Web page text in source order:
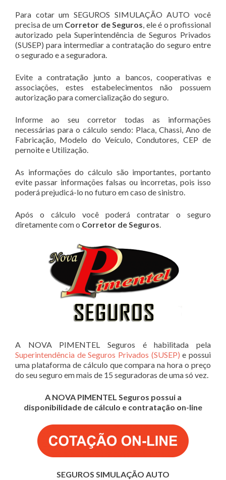
Para cotar um SEGUROS SIMULAÇÃO AUTO você
precisa de um Corretor de Seguros, ele é o profissional
autorizado pela Superintendência de Seguros Privados
(SUSEP) para intermediar a contratação do seguro entre
o segurado e a seguradora.
Evite a contratação junto a bancos, cooperativas e
associações, estes estabelecimentos não possuem
autorização para comercialização do seguro.
Informe ao seu corretor todas as informações
necessárias para o cálculo sendo: Placa, Chassi, Ano de
Fabricação, Modelo do Veículo, Condutores, CEP de
pernoite e Utilização.
As informações do cálculo são importantes, portanto
evite passar informações falsas ou incorretas, pois isso
poderá prejudicá-lo no futuro em caso de sinistro.
Após o cálculo você poderá contratar o seguro
diretamente com o Corretor de Seguros.
A NOVA PIMENTEL Seguros é habilitada pela
Superintendência de Seguros Privados (SUSEP) e possui
uma plataforma de cálculo que compara na hora o preço
do seu seguro em mais de 15 seguradoras de uma só vez.
A NOVA PIMENTEL Seguros possui a
disponibilidade de cálculo e contratação on-line
SEGUROS SIMULAÇÃO AUTO